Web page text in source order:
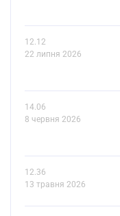
12.12
22 липня 2026
14.06
8 червня 2026
12.36
13 травня 2026